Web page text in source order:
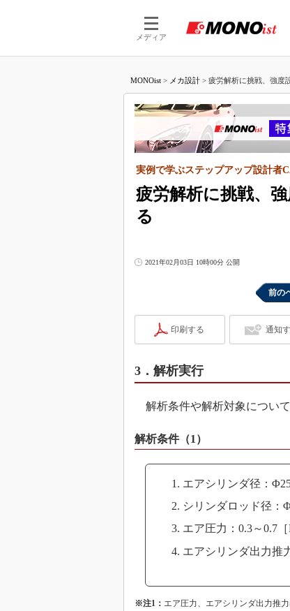
メディア
つながる
つながる
MONOist > メカ設計 > 疲労解析に挑戦、強度
疲労解析に挑戦、
る
実例で学ぶステップアップ設計者
2021年02月03日 10時00分 公開
前の
印刷する 通知
3．解析実行
解析条件や解析対象について
解析条件（1）
エアシリンダ径：Φ25
シリンダロッド径：
エア圧力：0.3～0.7
エアシリンダ出力推
※注1： エア圧力、エアシリンダ出力推